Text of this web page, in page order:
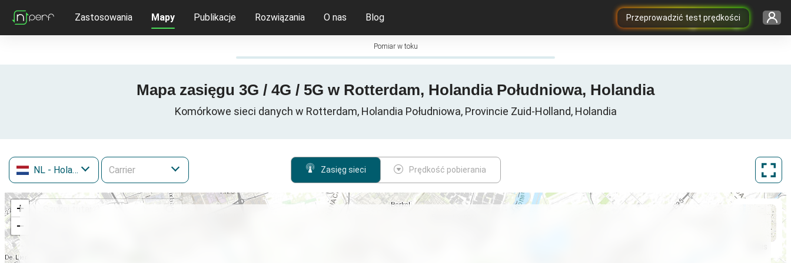
Przeprowadzić test prędkości
Zastosowania Mapy Publikacje Rozwiązania O nas Blog
Pomiar w toku
Mapa zasięgu 3G / 4G / 5G w Rotterdam, Holandia Południowa, Holandia
Komórkowe sieci danych w Rotterdam, Holandia Południowa, Provincie Zuid-Holland, Holandia
NL - Holandia Zasięg sieci Prędkość pobierania
+
−